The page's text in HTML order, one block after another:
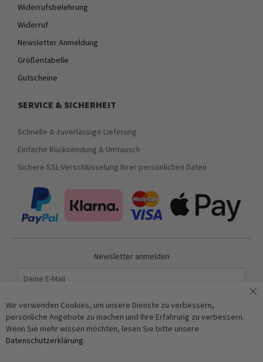
Widerrufsbelehrung
Widerruf
Newsletter Anmeldung
Größentabelle
Gutscheine
SERVICE & SICHERHEIT
Schnelle & zuverlässige Lieferung
Einfache Rücksendung & Umtausch
Sichere SSL-Verschlüsselung Ihrer persönlichen Daten
Newsletter anmelden
Abonnieren
Anti-Roboter-Verifizierung
Wir verwenden Cookies, um unsere Dienste zu verbessern,
persönliche Angebote zu machen und Ihre Erfahrung zu verbessern.
Wenn Sie mehr wissen möchten, lesen Sie bitte unsere
Datenschutzerklärung.